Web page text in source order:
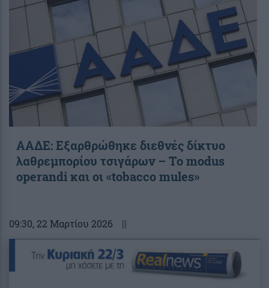
ΑΑΔΕ: Εξαρθρώθηκε διεθνές δίκτυο
λαθρεμπορίου τσιγάρων – Το modus
operandi και οι «tobacco mules»
09:30, 22 Μαρτίου 2026 ||